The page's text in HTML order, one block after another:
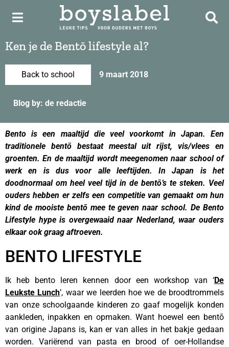
Ken je de Bentō lifestyle al?
Back to school 9 maart 2018
Blog by: de redactie
Bento is een maaltijd die veel voorkomt in Japan. Een
traditionele bentō bestaat meestal uit rijst, vis/vlees en
groenten. En de maaltijd wordt meegenomen naar school of
werk en is dus voor alle leeftijden. In Japan is het
doodnormaal om heel veel tijd in de bentō’s te steken. Veel
ouders hebben er zelfs een competitie van gemaakt om hun
kind de mooiste bentō mee te geven naar school. De Bento
Lifestyle hype is overgewaaid naar Nederland, waar ouders
elkaar ook graag aftroeven.
BENTO LIFESTYLE
Ik heb bento leren kennen door een workshop van ‘De
Leukste Lunch’, waar we leerden hoe we de broodtrommels
van onze schoolgaande kinderen zo gaaf mogelijk konden
aankleden, inpakken en opmaken. Want hoewel een bentō
van origine Japans is, kan er van alles in het bakje gedaan
worden. Variërend van pasta en brood of oer-Hollandse